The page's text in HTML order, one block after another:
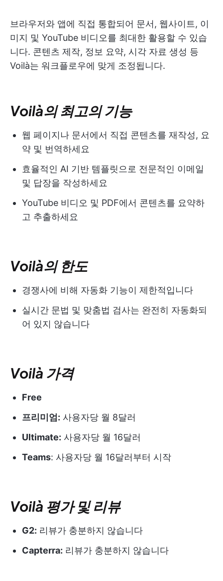
브라우저와 앱에 직접 통합되어 문서, 웹사이트, 이
미지 및 YouTube 비디오를 최대한 활용할 수 있습
니다. 콘텐츠 제작, 정보 요약, 시각 자료 생성 등
Voilà는 워크플로우에 맞게 조정됩니다.
Voilà의 최고의 기능
웹 페이지나 문서에서 직접 콘텐츠를 재작성, 요
약 및 번역하세요
효율적인 AI 기반 템플릿으로 전문적인 이메일
및 답장을 작성하세요
YouTube 비디오 및 PDF에서 콘텐츠를 요약하
고 추출하세요
Voilà의 한도
경쟁사에 비해 자동화 기능이 제한적입니다
실시간 문법 및 맞춤법 검사는 완전히 자동화되
어 있지 않습니다
Voilà 가격
Free
프리미엄: 사용자당 월 8달러
Ultimate: 사용자당 월 16달러
Teams: 사용자당 월 16달러부터 시작
Voilà 평가 및 리뷰
G2: 리뷰가 충분하지 않습니다
Capterra: 리뷰가 충분하지 않습니다